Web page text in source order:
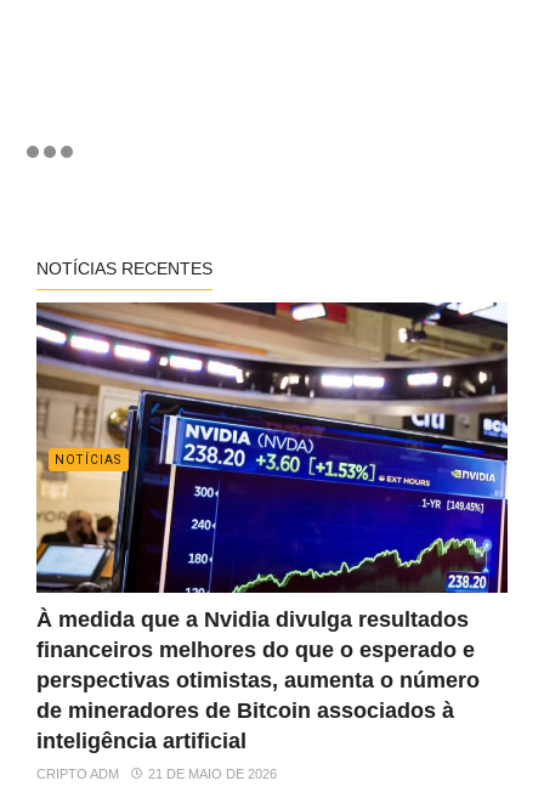
NOTÍCIAS RECENTES
NOTÍCIAS
À medida que a Nvidia divulga resultados
financeiros melhores do que o esperado e
perspectivas otimistas, aumenta o número
de mineradores de Bitcoin associados à
inteligência artificial
CRIPTO ADM 21 DE MAIO DE 2026